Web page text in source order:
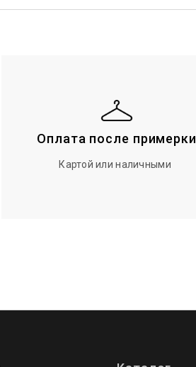
Оплата после примерки
Картой или наличными